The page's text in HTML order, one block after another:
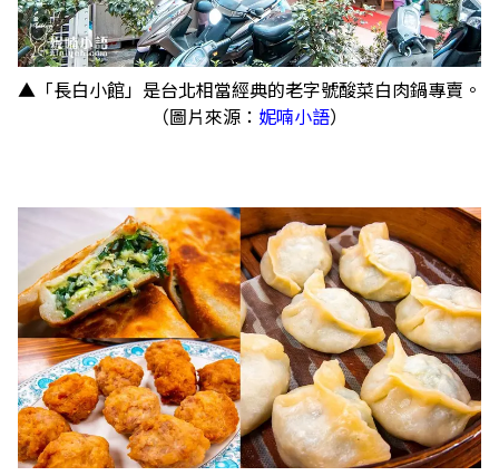
▲「長白小館」是台北相當經典的老字號酸菜白肉鍋專賣。
（圖片來源： 妮喃小語）